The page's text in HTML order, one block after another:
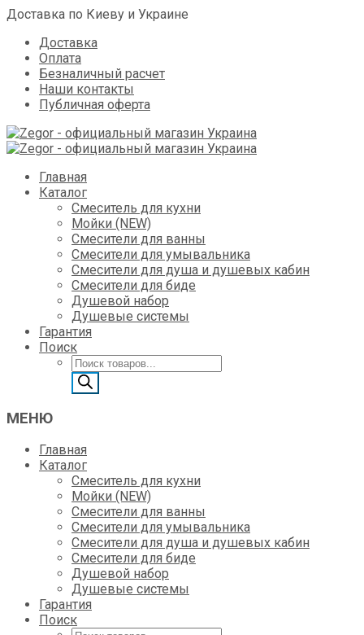
Доставка по Киеву и Украине
Доставка
Оплата
Безналичный расчет
Наши контакты
Публичная оферта
Skip
Главная
Каталог
Смеситель для кухни
Мойки (NEW)
Смесители для ванны
Смесители для умывальника
Смесители для душа и душевых кабин
Смесители для биде
Душевой набор
Душевые системы
Гарантия
Поиск
Поиск
товаров
МЕНЮ
Главная
Каталог
Смеситель для кухни
Мойки (NEW)
Смесители для ванны
Смесители для умывальника
Смесители для душа и душевых кабин
Смесители для биде
Душевой набор
Душевые системы
Гарантия
Поиск